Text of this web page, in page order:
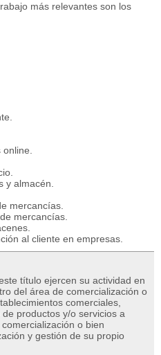
más relevantes son los
y almacén.
mercancías.
mercancías.
al cliente en empresas.
título ejercen su actividad en
del área de comercialización o
comerciales,
productos y/o servicios a
o bien
y gestión de su propio